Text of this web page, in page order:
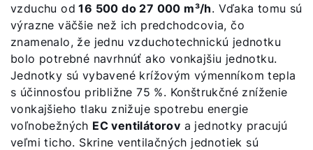
vzduchu od 16 500 do 27 000 m³/h. Vďaka tomu sú
výrazne väčšie než ich predchodcovia, čo
znamenalo, že jednu vzduchotechnickú jednotku
bolo potrebné navrhnúť ako vonkajšiu jednotku.
Jednotky sú vybavené krížovým výmenníkom tepla
s účinnosťou približne 75 %. Konštrukčné zníženie
vonkajšieho tlaku znižuje spotrebu energie
voľnobežných EC ventilátorov a jednotky pracujú
veľmi ticho. Skrine ventilačných jednotiek sú